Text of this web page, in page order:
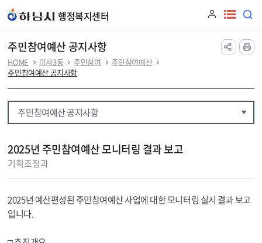
행정복지센터
주민참여예산 공지사항
HOME 미사3동 주민참여
주민참여예산
주민참여예산 공지사항
주민참여예산 공지사항
2025년 주민참여예산 모니터링 결과 보고
기획조정과
2025년 예산편성된 주민참여예산 사업에 대한 모니터링 실시 결과 보고
입니다.